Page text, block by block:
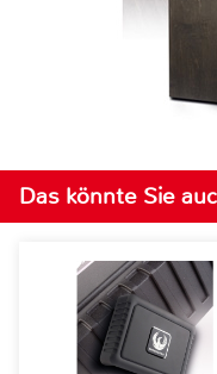
Das könnte Sie